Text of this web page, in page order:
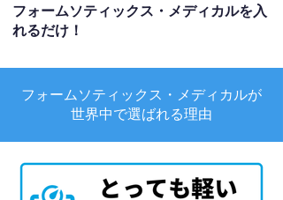
フォームソティックス・メディカルを入
れるだけ！
フォームソティックス・メディカルが
世界中で選ばれる理由